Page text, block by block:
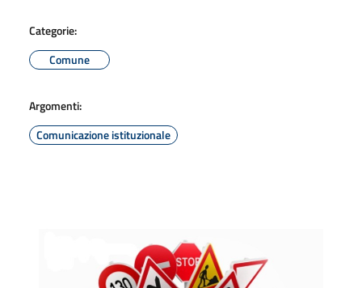
Categorie:
Comune
Argomenti:
Comunicazione istituzionale